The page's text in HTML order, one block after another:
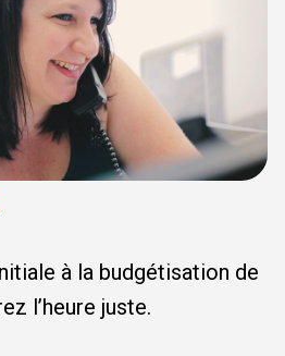
à la budgétisation de
l’heure juste.